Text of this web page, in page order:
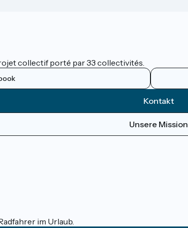
collectif porté par 33 collectivités.
Kontakt
Unsere Mission
im Urlaub.